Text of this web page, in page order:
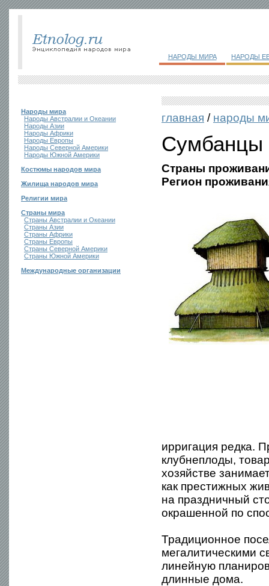
НАРОДЫ МИРА НАРОДЫ
Народы мира
Народы Австралии и Океании
Народы Азии
Народы Африки
Народы Европы
Народы Северной Америки
Народы Южной Америки
Костюмы народов мира
Жилища народов мира
Религии мира
Страны мира
Страны Австралии и Океании
Страны Азии
Страны Африки
Страны Европы
Страны Северной Америки
Страны Южной Америки
Международные организации
главная / народы
Сумбанцы
Страны
Регион
ирригация редка.
клубнеплоды,
хозяйстве
как престижных
на праздничный
окрашенной по
Традиционное
мегалитическими
линейную
длинные дома.